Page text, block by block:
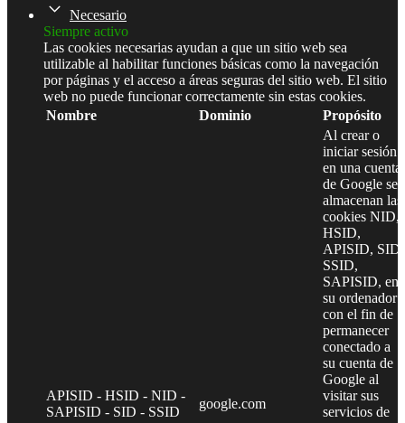
Necesario
Siempre activo
Las cookies necesarias ayudan a que un sitio web sea
utilizable al habilitar funciones básicas como la navegación
por páginas y el acceso a áreas seguras del sitio web. El sitio
web no puede funcionar correctamente sin estas cookies.
Nombre
Dominio Propósito
APISID - HSID - NID -
SAPISID - SID - SSID
google.com
Al crear o
iniciar sesión
en una cuenta
de Google se
almacenan las
cookies NID,
HSID,
APISID, SID,
SSID,
SAPISID, en
su ordenador
con el fin de
permanecer
conectado a
su cuenta de
Google al
visitar sus
servicios de